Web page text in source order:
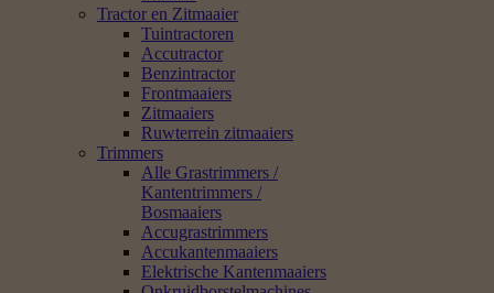
Tractor en Zitmaaier
Tuintractoren
Accutractor
Benzintractor
Frontmaaiers
Zitmaaiers
Ruwterrein zitmaaiers
Trimmers
Alle Grastrimmers /
Kantentrimmers /
Bosmaaiers
Accugrastrimmers
Accukantenmaaiers
Elektrische Kantenmaaiers